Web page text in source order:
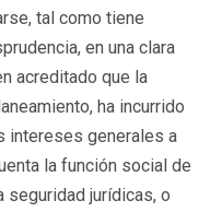
tal como tiene
en una clara
acreditado que la
ha incurrido
intereses generales a
la función social de
seguridad jurídicas, o